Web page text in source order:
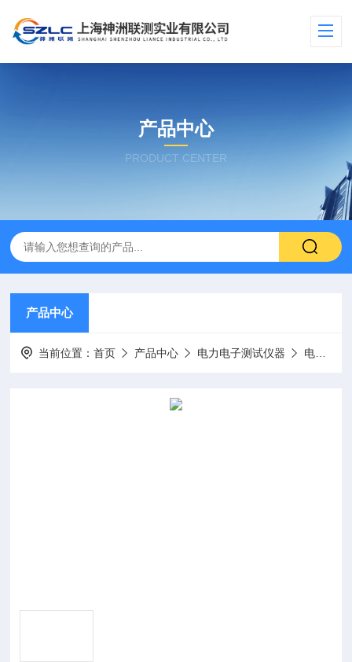
产品中心
PRODUCT CENTER
产品中心
当前位置：首页 产品中心 电力电子测试仪器 电流测量探头